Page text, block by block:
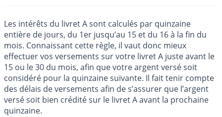
Les intérêts du livret A sont calculés par quinzaine
entière de jours, du 1er jusqu’au 15 et du 16 à la fin du
mois. Connaissant cette règle, il vaut donc mieux
effectuer vos versements sur votre livret A juste avant le
15 ou le 30 du mois, afin que votre argent versé soit
considéré pour la quinzaine suivante. Il fait tenir compte
des délais de versements afin de s’assurer que l’argent
versé soit bien crédité sur le livret A avant la prochaine
quinzaine.